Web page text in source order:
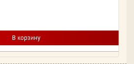
В корзину